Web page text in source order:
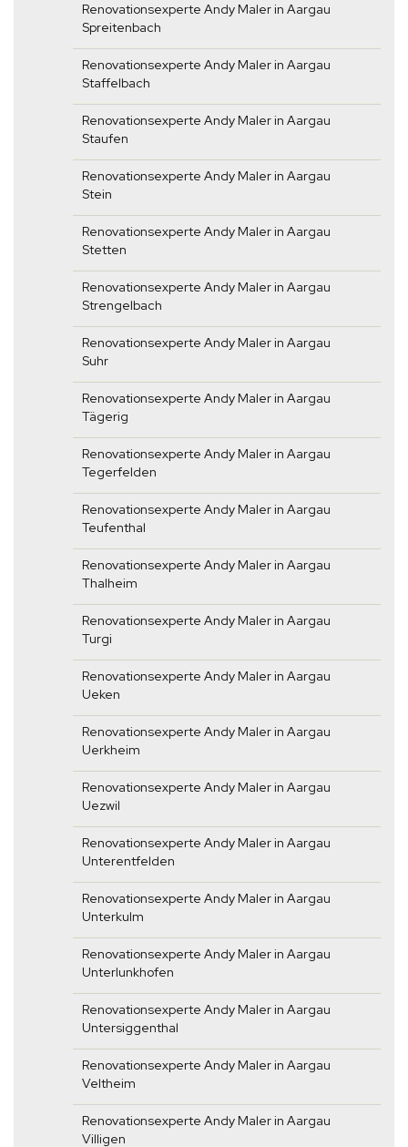
Renovationsexperte Andy Maler in Aargau
Spreitenbach
Renovationsexperte Andy Maler in Aargau
Staffelbach
Renovationsexperte Andy Maler in Aargau
Staufen
Renovationsexperte Andy Maler in Aargau
Stein
Renovationsexperte Andy Maler in Aargau
Stetten
Renovationsexperte Andy Maler in Aargau
Strengelbach
Renovationsexperte Andy Maler in Aargau
Suhr
Renovationsexperte Andy Maler in Aargau
Tägerig
Renovationsexperte Andy Maler in Aargau
Tegerfelden
Renovationsexperte Andy Maler in Aargau
Teufenthal
Renovationsexperte Andy Maler in Aargau
Thalheim
Renovationsexperte Andy Maler in Aargau
Turgi
Renovationsexperte Andy Maler in Aargau
Ueken
Renovationsexperte Andy Maler in Aargau
Uerkheim
Renovationsexperte Andy Maler in Aargau
Uezwil
Renovationsexperte Andy Maler in Aargau
Unterentfelden
Renovationsexperte Andy Maler in Aargau
Unterkulm
Renovationsexperte Andy Maler in Aargau
Unterlunkhofen
Renovationsexperte Andy Maler in Aargau
Untersiggenthal
Renovationsexperte Andy Maler in Aargau
Veltheim
Renovationsexperte Andy Maler in Aargau
Villigen